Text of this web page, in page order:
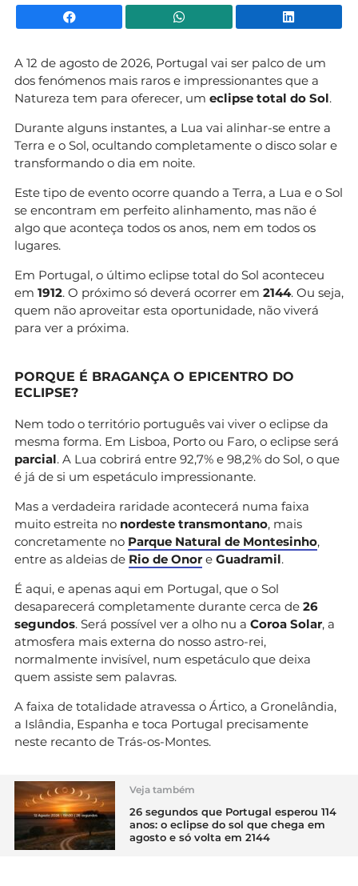
Facebook WhatsApp
A 12 de agosto de 2026, Portugal vai ser palco de um
dos fenómenos mais raros e impressionantes que a
Natureza tem para oferecer, um eclipse total do Sol.
Durante alguns instantes, a Lua vai alinhar-se entre a
Terra e o Sol, ocultando completamente o disco solar e
transformando o dia em noite.
Este tipo de evento ocorre quando a Terra, a Lua e o Sol
se encontram em perfeito alinhamento, mas não é
algo que aconteça todos os anos, nem em todos os
lugares.
Em Portugal, o último eclipse total do Sol aconteceu
em 1912. O próximo só deverá ocorrer em 2144. Ou seja,
quem não aproveitar esta oportunidade, não viverá
para ver a próxima.
PORQUE É BRAGANÇA O EPICENTRO DO
ECLIPSE?
Nem todo o território português vai viver o eclipse da
mesma forma. Em Lisboa, Porto ou Faro, o eclipse será
parcial. A Lua cobrirá entre 92,7% e 98,2% do Sol, o que
é já de si um espetáculo impressionante.
Mas a verdadeira raridade acontecerá numa faixa
muito estreita no nordeste transmontano, mais
concretamente no Parque Natural de Montesinho,
entre as aldeias de Rio de Onor e Guadramil.
É aqui, e apenas aqui em Portugal, que o Sol
desaparecerá completamente durante cerca de 26
segundos. Será possível ver a olho nu a Coroa Solar, a
atmosfera mais externa do nosso astro-rei,
normalmente invisível, num espetáculo que deixa
quem assiste sem palavras.
A faixa de totalidade atravessa o Ártico, a Gronelândia,
a Islândia, Espanha e toca Portugal precisamente
neste recanto de Trás-os-Montes.
Veja também
26 segundos que Portugal esperou 114
anos: o eclipse do sol que chega em
agosto e só volta em 2144